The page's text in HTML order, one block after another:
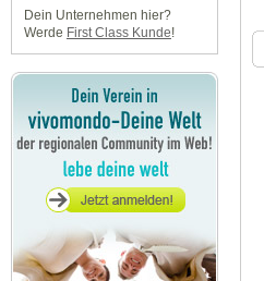
Dein Unternehmen hier?
Werde First Class Kunde!